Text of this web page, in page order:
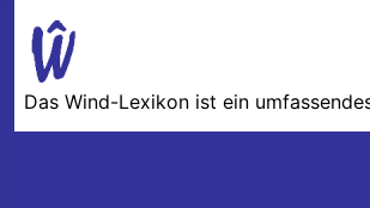
Das Wind-Lexikon ist ein